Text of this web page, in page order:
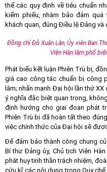
thể các quy định về tiêu chuẩn
kiểm phiếu, nhằm bảo đảm
khách quan, đúng Điều lệ Đảng
Đồng chí Đỗ Xuân Lân, Ủy viên Ban
Viện Hàn lâm phổ
Phát biểu kết luận Phiên Trù bị,
giá cao công tác chuẩn bị công
lâm; nhấn mạnh Đại hội lần thứ
ý nghĩa đặc biệt quan trọng,
định hướng cho giai đoạn phát
Phiên Trù bị đã hoàn tất theo
việc chính thức của Đại hội sẽ
Để đảm bảo thành công chung
Bí thư Đảng ủy, Chủ tịch Viện
phát huy tinh thần trách nhiệm,
cứu kĩ các nội dung trong Quy